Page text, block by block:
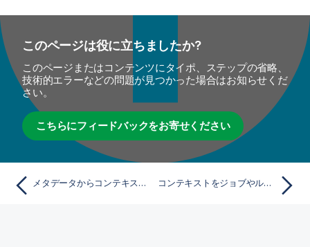
このページは役に立ちましたか?
このページまたはコンテンツにタイポ、ステップの省略、
技術的エラーなどの問題が見つかった場合はお知らせくだ
さい。
こちらにフィードバックをお寄せください
メタデータからコンテキストを作成 コンテキストをジョブやルートにドロップ